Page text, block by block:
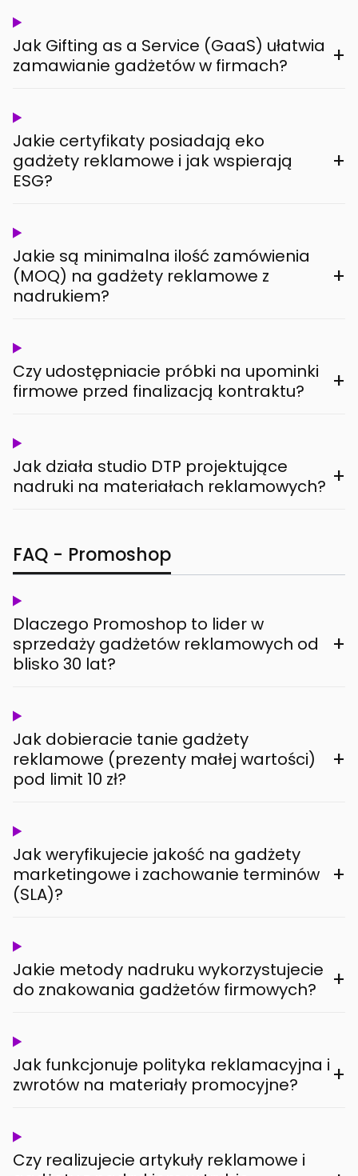
Jak Gifting as a Service (GaaS) ułatwia
zamawianie gadżetów w firmach?
+
Jakie certyfikaty posiadają eko
gadżety reklamowe i jak wspierają
ESG?
+
Jakie są minimalna ilość zamówienia
(MOQ) na gadżety reklamowe z
nadrukiem?
+
Czy udostępniacie próbki na upominki
firmowe przed finalizacją kontraktu?
+
Jak działa studio DTP projektujące
nadruki na materiałach reklamowych? +
FAQ - Promoshop
Dlaczego Promoshop to lider w
sprzedaży gadżetów reklamowych od
blisko 30 lat?
+
Jak dobieracie tanie gadżety
reklamowe (prezenty małej wartości)
pod limit 10 zł?
+
Jak weryfikujecie jakość na gadżety
marketingowe i zachowanie terminów
(SLA)?
+
Jakie metody nadruku wykorzystujecie
do znakowania gadżetów firmowych?
+
Jak funkcjonuje polityka reklamacyjna i
zwrotów na materiały promocyjne?
+
Czy realizujecie artykuły reklamowe i